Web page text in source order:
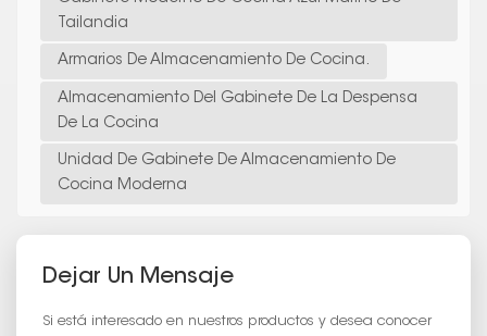
Tailandia
Armarios De Almacenamiento De Cocina.
Almacenamiento Del Gabinete De La Despensa
De La Cocina
Unidad De Gabinete De Almacenamiento De
Cocina Moderna
Dejar Un Mensaje
Si está interesado en nuestros productos y desea conocer